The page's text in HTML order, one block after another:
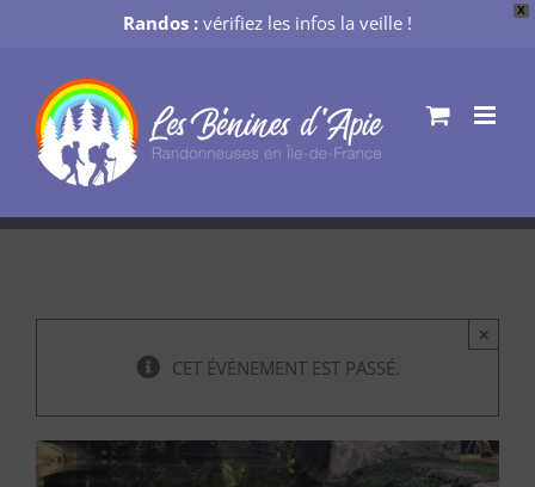
X
Randos : vérifiez les infos la veille !
contenu
CET ÉVÈNEMENT EST PASSÉ.
×